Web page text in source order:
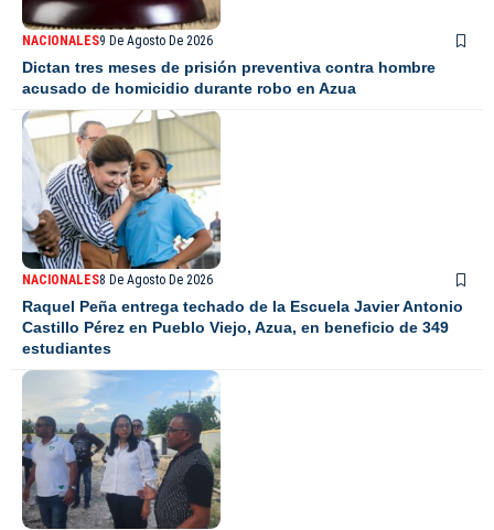
NACIONALES9 De Agosto De 2026
Dictan tres meses de prisión preventiva contra hombre
acusado de homicidio durante robo en Azua
NACIONALES8 De Agosto De 2026
Raquel Peña entrega techado de la Escuela Javier Antonio
Castillo Pérez en Pueblo Viejo, Azua, en beneficio de 349
estudiantes